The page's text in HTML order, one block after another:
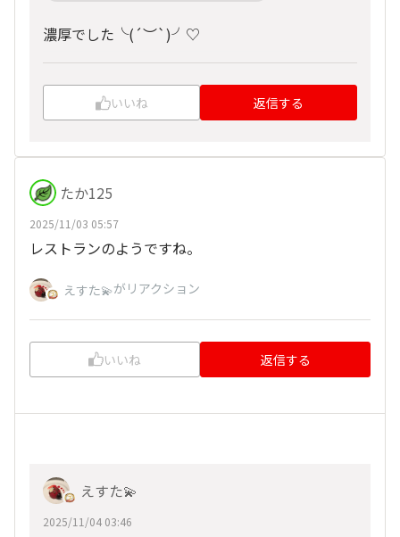
濃厚でした╰( ´︶`)╯♡
いいね 返信する
たか125
2025/11/03 05:57
レストランのようですね。
えすた💫がリアクション
いいね 返信する
えすた💫
2025/11/04 03:46